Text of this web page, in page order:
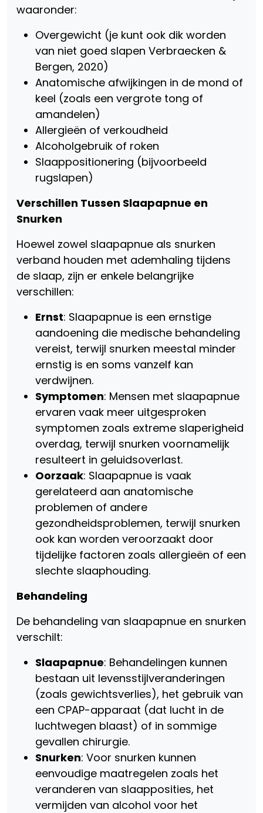
waaronder:
Overgewicht (je kunt ook dik worden
van niet goed slapen Verbraecken &
Bergen, 2020)
Anatomische afwijkingen in de mond of
keel (zoals een vergrote tong of
amandelen)
Allergieën of verkoudheid
Alcoholgebruik of roken
Slaappositionering (bijvoorbeeld
rugslapen)
Verschillen Tussen Slaapapnue en
Snurken
Hoewel zowel slaapapnue als snurken
verband houden met ademhaling tijdens
de slaap, zijn er enkele belangrijke
verschillen:
Ernst: Slaapapnue is een ernstige
aandoening die medische behandeling
vereist, terwijl snurken meestal minder
ernstig is en soms vanzelf kan
verdwijnen.
Symptomen: Mensen met slaapapnue
ervaren vaak meer uitgesproken
symptomen zoals extreme slaperigheid
overdag, terwijl snurken voornamelijk
resulteert in geluidsoverlast.
Oorzaak: Slaapapnue is vaak
gerelateerd aan anatomische
problemen of andere
gezondheidsproblemen, terwijl snurken
ook kan worden veroorzaakt door
tijdelijke factoren zoals allergieën of een
slechte slaaphouding.
Behandeling
De behandeling van slaapapnue en snurken
verschilt:
Slaapapnue: Behandelingen kunnen
bestaan uit levensstijlveranderingen
(zoals gewichtsverlies), het gebruik van
een CPAP-apparaat (dat lucht in de
luchtwegen blaast) of in sommige
gevallen chirurgie.
Snurken: Voor snurken kunnen
eenvoudige maatregelen zoals het
veranderen van slaapposities, het
vermijden van alcohol voor het